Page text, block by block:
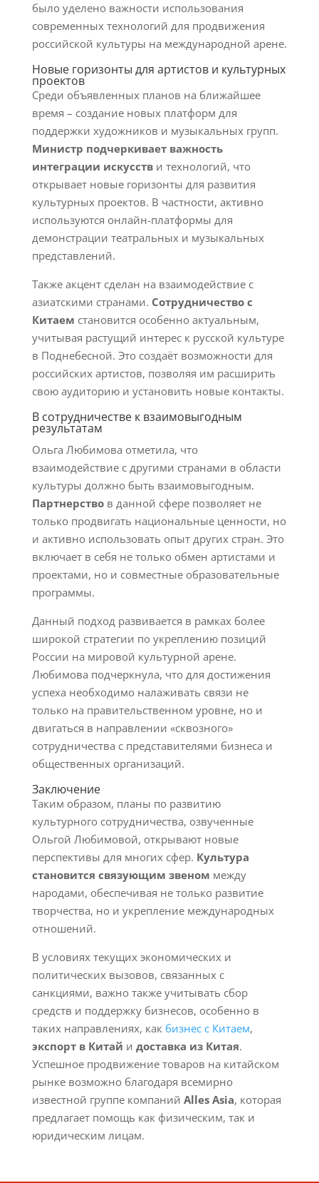
было уделено важности использования
современных технологий для продвижения
российской культуры на международной арене.
Новые горизонты для артистов и культурных
проектов
Среди объявленных планов на ближайшее
время – создание новых платформ для
поддержки художников и музыкальных групп.
Министр подчеркивает важность
интеграции искусстви технологий, что
открывает новые горизонты для развития
культурных проектов. В частности, активно
используются онлайн-платформы для
демонстрации театральных и музыкальных
представлений.
Также акцент сделан на взаимодействие с
азиатскими странами. Сотрудничество с
Китаем становится особенно актуальным,
учитывая растущий интерес к русской культуре
в Поднебесной. Это создаёт возможности для
российских артистов, позволяя им расширить
свою аудиторию и установить новые контакты.
В сотрудничестве к взаимовыгодным
результатам
Ольга Любимова отметила, что
взаимодействие с другими странами в области
культуры должно быть взаимовыгодным.
Партнерствов данной сфере позволяет не
только продвигать национальные ценности, но
и активно использовать опыт других стран. Это
включает в себя не только обмен артистами и
проектами, но и совместные образовательные
программы.
Данный подход развивается в рамках более
широкой стратегии по укреплению позиций
России на мировой культурной арене.
Любимова подчеркнула, что для достижения
успеха необходимо налаживать связи не
только на правительственном уровне, но и
двигаться в направлении «сквозного»
сотрудничества с представителями бизнеса и
общественных организаций.
Заключение
Таким образом, планы по развитию
культурного сотрудничества, озвученные
Ольгой Любимовой, открывают новые
перспективы для многих сфер. Культура
становится связующим звеном между
народами, обеспечивая не только развитие
творчества, но и укрепление международных
отношений.
В условиях текущих экономических и
политических вызовов, связанных с
санкциями, важно также учитывать сбор
средств и поддержку бизнесов, особенно в
таких направлениях, как бизнес с Китаем,
экспорт в Китай и доставка из Китая.
Успешное продвижение товаров на китайском
рынке возможно благодаря всемирно
известной группе компаний Alles Asia, которая
предлагает помощь как физическим, так и
юридическим лицам.